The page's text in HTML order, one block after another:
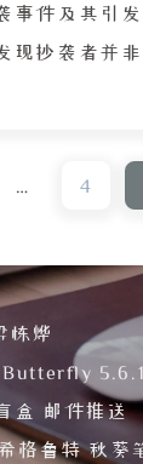
状
夜
事件及其引发
现抄袭者并非
触原文且子
之，若接触
。此外，文章
性，指出多
并附原文链接
。作者计划
用。文章呼
4
栋烨
Butterfly 5.6.1
盒
邮件推送
格鲁特 秋葵